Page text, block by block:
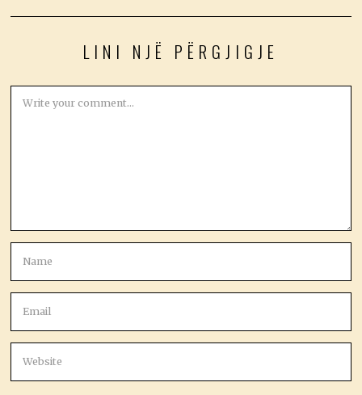
0
6LINI NJË PËRGJIGJE